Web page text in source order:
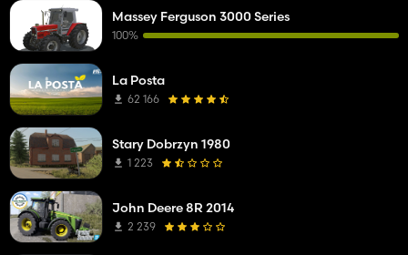
Massey Ferguson 3000 Series
100%
La Posta
62 166
Stary Dobrzyn 1980
1 223
John Deere 8R 2014
2 239